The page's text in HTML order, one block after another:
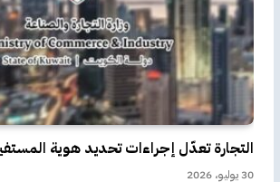
التجارة تعدّل إجراءات تحديد هوية
30 يوليو، 2026